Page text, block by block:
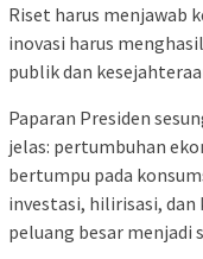
Riset harus menjawab
inovasi harus
publik dan
Paparan Presiden
jelas: pertumbuhan
bertumpu pada
investasi, hilirisasi,
peluang besar menjadi